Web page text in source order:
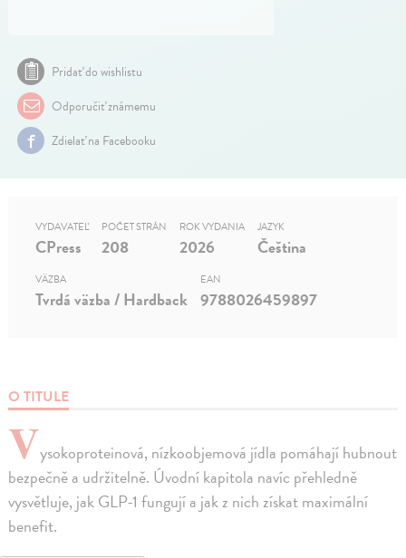
Pridať do wishlistu
Odporučiť známemu
Zdielať na Facebooku
O TITULE
Vysokoproteinová, nízkoobjemová jídla pomáhají hubnout
bezpečně a udržitelně. Úvodní kapitola navíc přehledně
vysvětluje, jak GLP-1 fungují a jak z nich získat maximální
benefit.
VYDAVATEĽ
CPress
POČET STRÁN
208
ROK VYDANIA
2026
JAZYK
Čeština
VÄZBA
Tvrdá väzba / Hardback
EAN
9788026459897